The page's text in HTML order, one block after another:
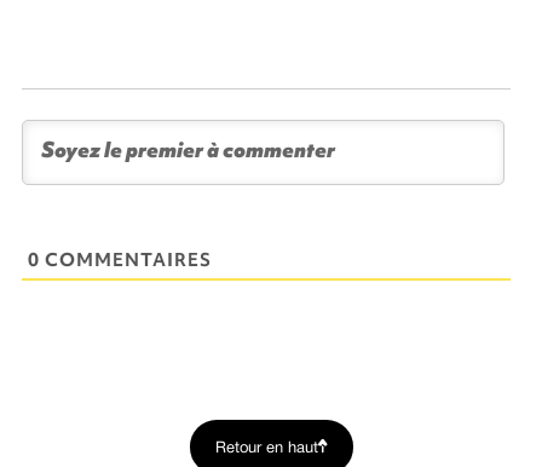
0 COMMENTAIRES
Retour en haut